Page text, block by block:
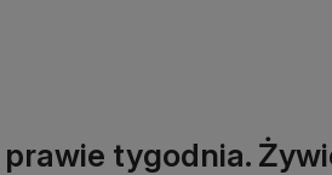
tygodnia.